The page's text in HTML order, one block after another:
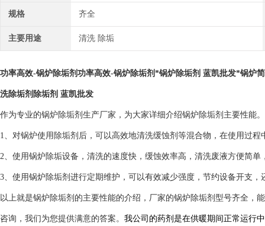
规格 齐全
主要用途 清洗 除垢
功率高效-锅炉除垢剂功率高效-锅炉除垢剂 *锅炉除垢剂 蓝凯批发*锅炉
洗除垢剂 除垢剂 蓝凯批发
作为专业的锅炉除垢剂生产厂家，为大家详细介绍锅炉除垢剂主要性能。
1、对锅炉使用除垢剂后，可以高效地清洗缓蚀剂等混合物，在使用过
2、使用锅炉除垢设备，清洗的速度快，缓蚀效率高，清洗废液方便简单
3、使用锅炉除垢剂进行定期维护，可以有效减少强度，节约设备开支，
以上就是锅炉除垢剂的主要性能的介绍，厂家的锅炉除垢剂型号齐全，
咨询，我们为您提供满意的答案。 我公司的药剂是在供暖期间正常运行